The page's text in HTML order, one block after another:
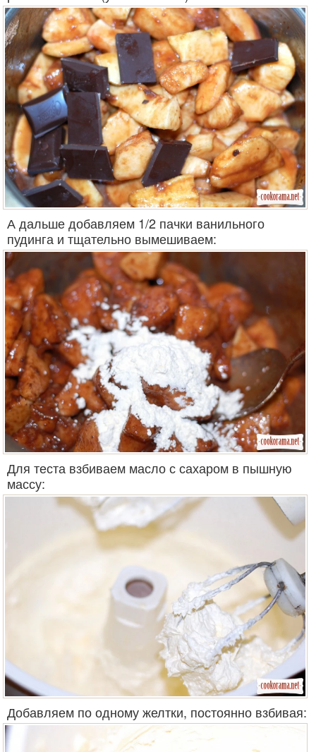
А дальше добавляем 1/2 пачки ванильного
пудинга и тщательно вымешиваем:
Для теста взбиваем масло с сахаром в пышную
массу:
Добавляем по одному желтки, постоянно взбивая: